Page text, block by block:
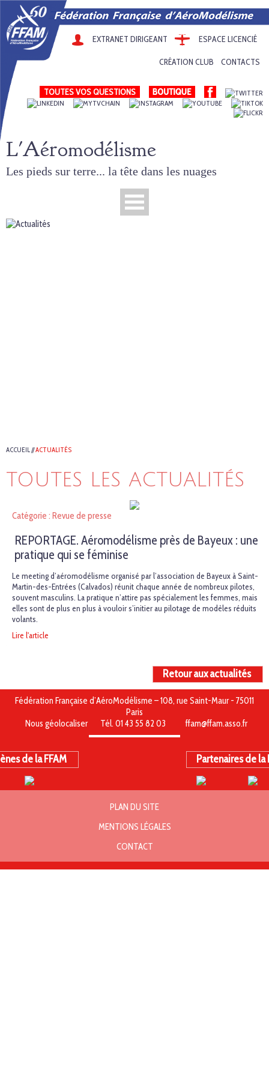
EXTRANET DIRIGEANT ESPACE LICENCIÉ
CRÉATION CLUB CONTACTS
TOUTES VOS QUESTIONS
L'Aéromodélisme
Les pieds sur terre... la tête dans les nuages
ACCUEIL//ACTUALITÉS
TOUTES LES ACTUALITÉS
Catégorie : Revue de presse
REPORTAGE. Aéromodélisme près de Bayeux : une
pratique qui se féminise
Le meeting d’aéromodélisme organisé par l’association de Bayeux à Saint-
Martin-des-Entrées (Calvados) réunit chaque année de nombreux pilotes,
souvent masculins. La pratique n’attire pas spécialement les femmes, mais
elles sont de plus en plus à vouloir s’initier au pilotage de modèles réduits
volants.
Lire l'article
Retour aux actualités
Fédération Française d’AéroModélisme – 108, rue Saint-Maur - 75011
Paris
Nous géolocaliser
Tél. 01 43 55 82 03 ffam@ffam.asso.fr
de la FFAM Partenaires de la
PLAN DU SITE
MENTIONS LÉGALES
CONTACT